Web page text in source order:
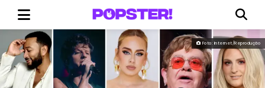
Foto: Internet/Reprodução